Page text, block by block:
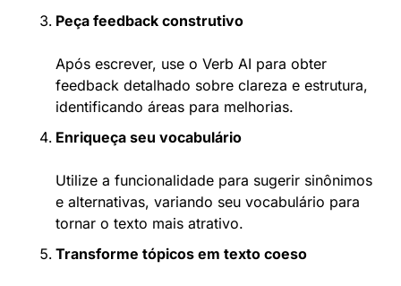
Peça feedback construtivo
Após escrever, use o Verb AI para obter
feedback detalhado sobre clareza e estrutura,
identificando áreas para melhorias.
Enriqueça seu vocabulário
Utilize a funcionalidade para sugerir sinônimos
e alternativas, variando seu vocabulário para
tornar o texto mais atrativo.
Transforme tópicos em texto coeso